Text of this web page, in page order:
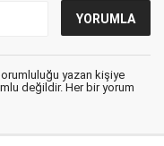
yazan kişiye
değildir. Her bir yorum